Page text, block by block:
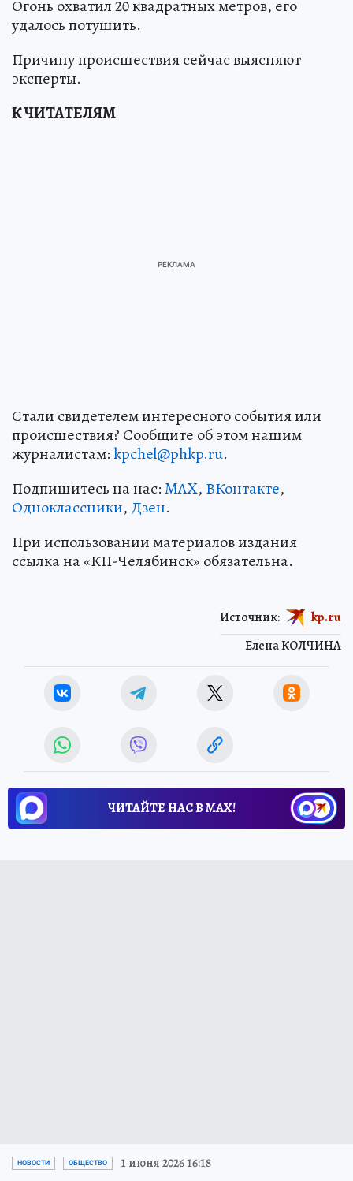
Огонь охватил 20 квадратных метров, его
удалось потушить.
Причину происшествия сейчас выясняют
эксперты.
К ЧИТАТЕЛЯМ
Стали свидетелем интересного события или
происшествия? Сообщите об этом нашим
журналистам:kpchel@phkp.ru.
Подпишитесь на нас:MAX, ВКонтакте,
Одноклассники, Дзен.
При использовании материалов издания
ссылка на «КП-Челябинск» обязательна.
Елена КОЛЧИНА
Источник: kp.ru
ЧИТАЙТЕ НАС В МАХ!
НОВОСТИ ОБЩЕСТВО 1 июня 2026 16:18